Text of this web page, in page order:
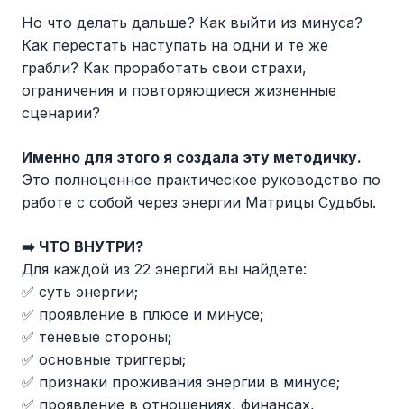
Но что делать дальше? Как выйти из минуса?
Как перестать наступать на одни и те же
грабли? Как проработать свои страхи,
ограничения и повторяющиеся жизненные
сценарии?
Именно для этого я создала эту методичку.
Это полноценное практическое руководство по
работе с собой через энергии Матрицы Судьбы.
➡️ ЧТО ВНУТРИ?
Для каждой из 22 энергий вы найдете:
✅ суть энергии;
✅ проявление в плюсе и минусе;
✅ теневые стороны;
✅ основные триггеры;
✅ признаки проживания энергии в минусе;
✅ проявление в отношениях, финансах,